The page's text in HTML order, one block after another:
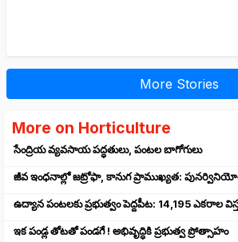
More Stories
More on Horticulture
సేంద్రియ వ్యవసాయ పద్ధతులు, పంటల బాగోగులు
జీవ ఇంధనాల్లో జట్రోఫా, కానుగ ప్రాముఖ్యత:
ఉద్యాన పంటలకు ప్రభుత్వం పెద్దపీట: 14,195 ఎకరాల
ఇక పండ్ల తోటతో పండగే ! అభివృద్ధికి ప్రభుత్వ ప్రోత్సాహం